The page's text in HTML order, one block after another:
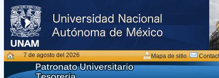
7 de agosto del 2026 Mapa de sitio